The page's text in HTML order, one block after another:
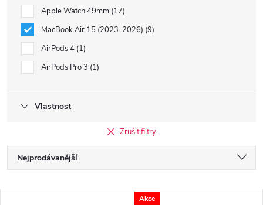
Apple Watch 49mm 17
MacBook Air 15 (2023-2026) 9
AirPods 4 1
AirPods Pro 3 1
Vlastnost
Zrušit filtry
Ř
a
Nejprodávanější
Akce